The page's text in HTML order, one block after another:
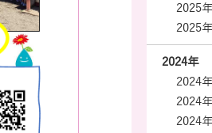
2025
2025
2024年
2024
2024
2024